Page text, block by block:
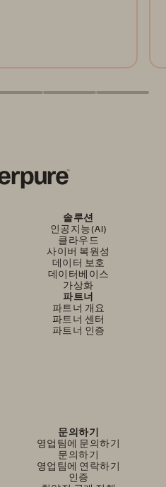
솔루션
인공지능(AI)
클라우드
사이버 복원성
데이터 보호
데이터베이스
가상화
파트너
파트너 개요
파트너 센터
파트너 인증
문의하기
영업팀에 문의하기
문의하기
영업팀에 연락하기
인증